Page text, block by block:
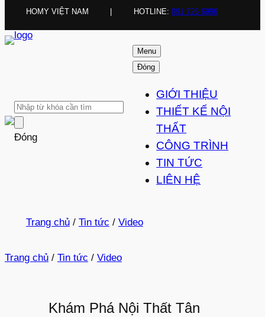
HOMY VIỆT NAM HOTLINE:091 726 6996
Đóng
Menu
Đóng
GIỚI THIỆU
THIẾT KẾ NỘI
THẤT
CÔNG TRÌNH
TIN TỨC
LIÊN HỆ
Trang chủ/ Tin tức / Video
Trang chủ / Tin tức / Video
Khám Phá Nội Thất Tân